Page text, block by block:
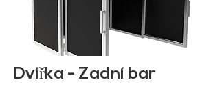
Dvířka - Zadní bar